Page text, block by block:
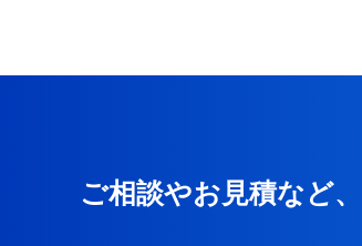
ご相談やお見積など